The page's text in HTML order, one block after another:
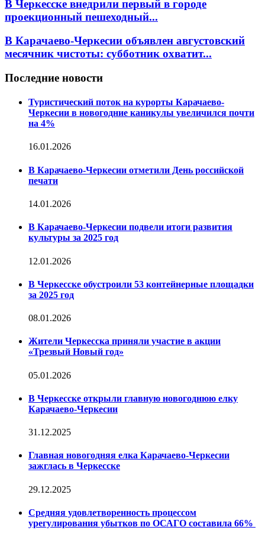
В Черкесске внедрили первый в городе
проекционный пешеходный...
В Карачаево-Черкесии объявлен августовский
месячник чистоты: субботник охватит...
Последние новости
Туристический поток на курорты Карачаево-
Черкесии в новогодние каникулы увеличился почти
на 4%
16.01.2026
В Карачаево-Черкесии отметили День российской
печати
14.01.2026
В Карачаево-Черкесии подвели итоги развития
культуры за 2025 год
12.01.2026
В Черкесске обустроили 53 контейнерные площадки
за 2025 год
08.01.2026
Жители Черкесска приняли участие в акции
«Трезвый Новый год»
05.01.2026
В Черкесске открыли главную новогоднюю елку
Карачаево-Черкесии
31.12.2025
Главная новогодняя елка Карачаево-Черкесии
зажглась в Черкесске
29.12.2025
Средняя удовлетворенность процессом
урегулирования убытков по ОСАГО составила 66%